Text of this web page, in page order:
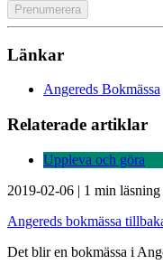
Länkar
Angereds Bokmässa
Relaterade artiklar
Uppleva och göra
2019-02-06 | 1 min läsning
Angereds bokmässa
Det blir en bokmässa i